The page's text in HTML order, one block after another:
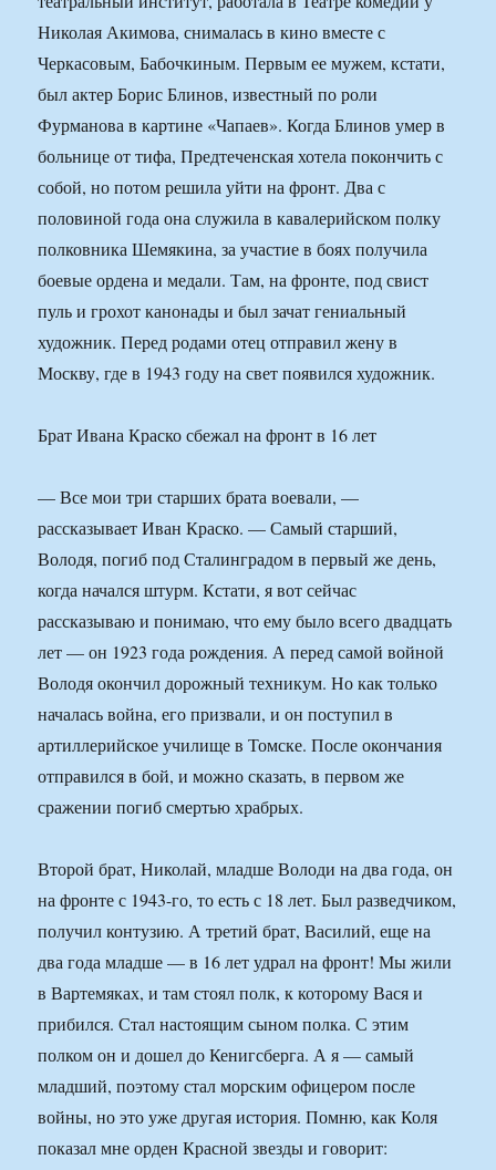
Николая Акимова, снималась в кино вместе с
Черкасовым, Бабочкиным. Первым ее мужем, кстати,
был актер Борис Блинов, известный по роли
Фурманова в картине «Чапаев». Когда Блинов умер в
больнице от тифа, Предтеченская хотела покончить с
собой, но потом решила уйти на фронт. Два с
половиной года она служила в кавалерийском полку
полковника Шемякина, за участие в боях получила
боевые ордена и медали. Там, на фронте, под свист
пуль и грохот канонады и был зачат гениальный
художник. Перед родами отец отправил жену в
Москву, где в 1943 году на свет появился художник.
Брат Ивана Краско сбежал на фронт в 16 лет
— Все мои три старших брата воевали, —
рассказывает Иван Краско. — Самый старший,
Володя, погиб под Сталинградом в первый же день,
когда начался штурм. Кстати, я вот сейчас
рассказываю и понимаю, что ему было всего двадцать
лет — он 1923 года рождения. А перед самой войной
Володя окончил дорожный техникум. Но как только
началась война, его призвали, и он поступил в
артиллерийское училище в Томске. После окончания
отправился в бой, и можно сказать, в первом же
сражении погиб смертью храбрых.
Второй брат, Николай, младше Володи на два года, он
на фронте с 1943-го, то есть с 18 лет. Был разведчиком,
получил контузию. А третий брат, Василий, еще на
два года младше — в 16 лет удрал на фронт! Мы жили
в Вартемяках, и там стоял полк, к которому Вася и
прибился. Стал настоящим сыном полка. С этим
полком он и дошел до Кенигсберга. А я — самый
младший, поэтому стал морским офицером после
войны, но это уже другая история. Помню, как Коля
показал мне орден Красной звезды и говорит: